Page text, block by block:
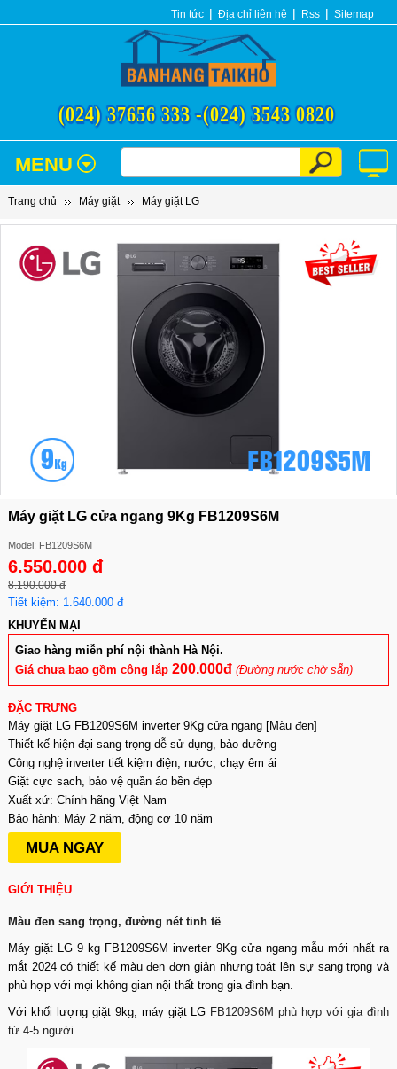
Tin tức Địa chỉ liên hệ Rss Sitemap
(024) 37656 333 -(024) 3543 0820
MENU
Trang chủ Máy giặt Máy giặt LG
Máy giặt LG cửa ngang 9Kg FB1209S6M
Model: FB1209S6M
6.550.000 đ
8.190.000 đ
Tiết kiệm: 1.640.000 đ
KHUYẾN MẠI
Giao hàng miễn phí nội thành Hà Nội.
Giá chưa bao gồm công lắp 200.000đ (Đường nước chờ sẵn)
ĐẶC TRƯNG
Máy giặt LG FB1209S6M inverter 9Kg cửa ngang [Màu đen]
Thiết kế hiện đại sang trọng dễ sử dụng, bảo dưỡng
Công nghệ inverter tiết kiệm điện, nước, chạy êm ái
Giặt cực sạch, bảo vệ quần áo bền đẹp
Xuất xứ: Chính hãng Việt Nam
Bảo hành: Máy 2 năm, động cơ 10 năm
MUA NGAY
GIỚI THIỆU
Màu đen sang trọng, đường nét tinh tế
Máy giặt LG 9 kg FB1209S6M inverter 9Kg cửa ngang mẫu mới nhất ra
mắt 2024 có thiết kế màu đen đơn giản nhưng toát lên sự sang trọng và
phù hợp với mọi không gian nội thất trong gia đình bạn.
Với khối lượng giặt 9kg, máy giặt LG FB1209S6M phù hợp với gia đình
từ 4-5 người.